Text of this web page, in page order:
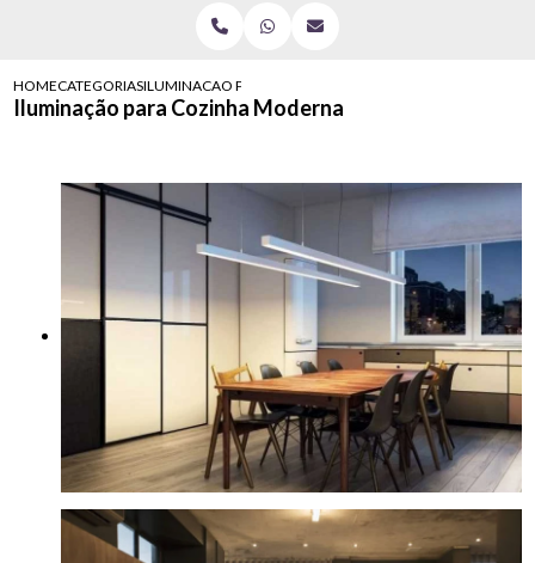
HOMECATEGORIASILUMINACAO PARA COZINHA MODERNA
Iluminação para Cozinha Moderna